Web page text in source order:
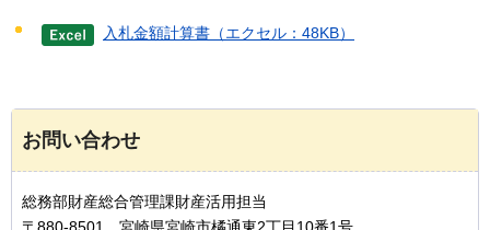
入札金額計算書（エクセル：48KB）
お問い合わせ
総務部財産総合管理課財産活用担当
〒880-8501 宮崎県宮崎市橘通東2丁目10番1号